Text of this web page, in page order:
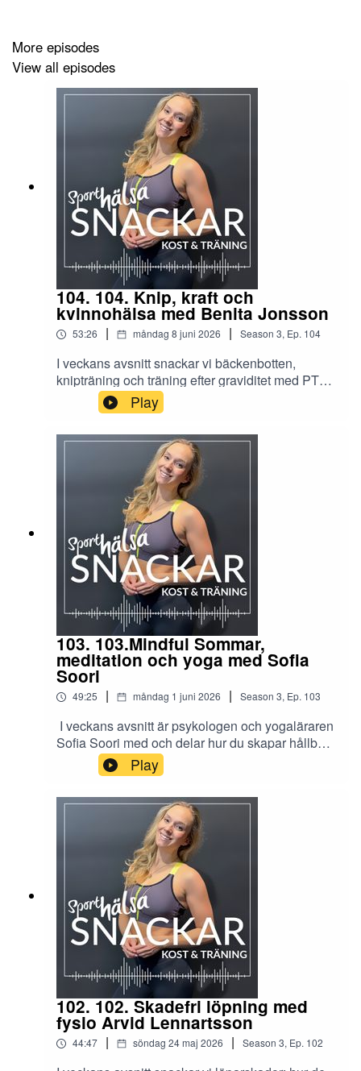
More episodes
View all episodes
104. 104. Knip, kraft och
kvinnohälsa med Benita Jonsson
53:26 | måndag 8 juni 2026 | Season 3, Ep. 104
I veckans avsnitt snackar vi bäckenbotten,
knipträning och träning efter graviditet med PT
och fysioterapeut Benita. Vi går igenom vad du
ska göra, hur och hur länge, för att bygga styrka
och balans postpartum. Läs mer på
www.sporthalsa.se
Play
103. 103.Mindful Sommar,
meditation och yoga med Sofia
Soori
49:25 | måndag 1 juni 2026 | Season 3, Ep. 103
I veckans avsnitt är psykologen och yogaläraren
Sofia Soori med och delar hur du skapar hållbara
vanor med yoga och meditation samt psykologin
bakom. Lär dig sänka tröskeln, stärka ditt
mentala fokus och må bättre. Länk till artikeln
kopplad till avsnittet finns här.
https://www.sporthalsa.se/artiklar/borja-yoga-3-
nycklar-som-hjalper-dig-mot-en-hallbar-
Play
102. 102. Skadefri löpning med
fysio Arvid Lennartsson
44:47 | söndag 24 maj 2026 | Season 3, Ep. 102